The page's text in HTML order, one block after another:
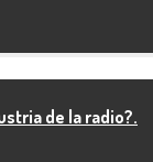
de la radio?.